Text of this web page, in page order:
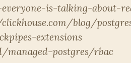
is-talking-about-
blog/
extensions
managed-postgres/rbac